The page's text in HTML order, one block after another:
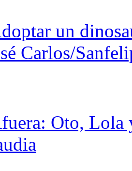
un
Carlos/
Oto, Lola